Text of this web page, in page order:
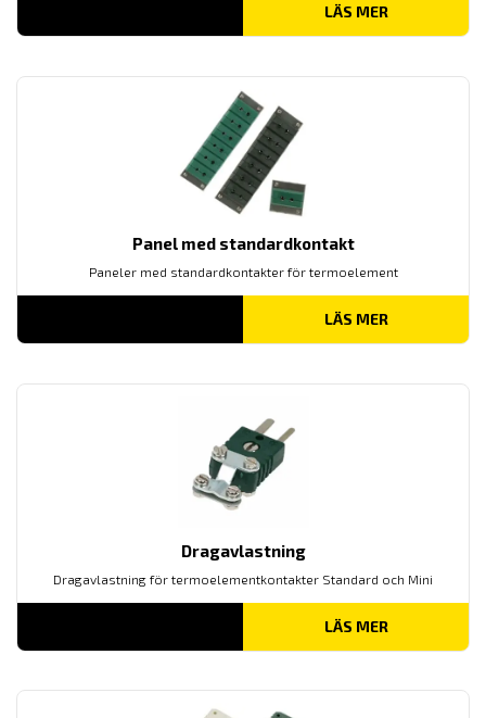
LÄS MER
Panel med standardkontakt
Paneler med standardkontakter för termoelement
LÄS MER
Dragavlastning
Dragavlastning för termoelementkontakter Standard och Mini
LÄS MER